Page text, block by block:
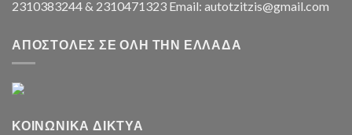
2310383244 & 2310471323 Email: autotzitzis@gmail.com
ΑΠΟΣΤΟΛΈΣ ΣΕ ΌΛΗ ΤΗΝ ΕΛΛΆΔΑ
ΚΟΙΝΩΝΙΚΆ ΔΊΚΤΥΑ